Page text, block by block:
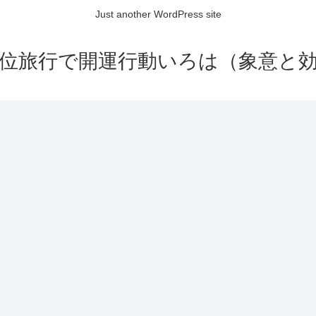
Just another WordPress site
旅行で開運行動いろは（象意と